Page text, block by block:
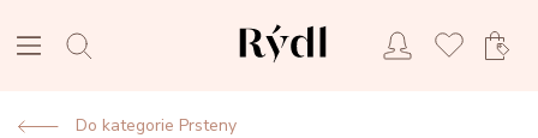
Do kategorie Prsteny